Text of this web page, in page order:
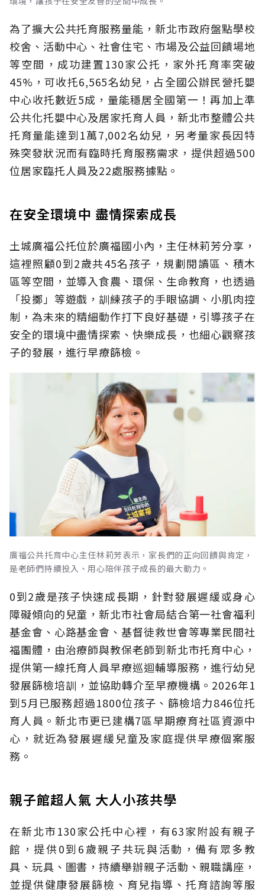
為了擴大公共托育服務量能，新北市政府盤點學校
校舍、活動中心、社會住宅、市場及公益回饋場地
等空間，成功建置130家公托，家外托育率突破
45%，可收托6,565名幼兒，占全國公辦民營托嬰
中心收托數近5成，量能穩居全國第一！再加上準
公共化托嬰中心及居家托育人員，新北市整體公共
托育量能達到1萬7,002名幼兒，另考量家長因特
殊突發狀況而有臨時托育服務需求，提供超過500
位居家臨托人員及22處服務據點。
在安全環境中 盡情探索成長
土城廣福公托位於廣福國小內，主任林莉芳分享，
這裡照顧0到2歲共45名孩子，規劃閱讀區、積木
區等空間，並導入食農、環保、生命教育，也透過
「投擲」等遊戲，訓練孩子的手眼協調、小肌肉控
制，為未來的精細動作打下良好基礎，引導孩子在
安全的環境中盡情探索、快樂成長，也細心觀察孩
子的發展，進行早療篩檢。
廣福公共托育中心主任林莉芳表示，家長們的正向回饋與肯定，
是老師們持續投入、用心陪伴孩子成長的最大動力。
0到2歲是孩子快速成長期，針對發展遲緩或身心
障礙傾向的兒童，新北市社會局結合第一社會福利
基金會、心路基金會、基督徒救世會等專業民間社
福團體，由治療師與教保老師到新北市托育中心，
提供第一線托育人員早療巡迴輔導服務，進行幼兒
發展篩檢培訓，並協助轉介至早療機構。2026年1
到5月已服務超過1800位孩子、篩檢培力846位托
育人員。新北市更已建構7區早期療育社區資源中
心，就近為發展遲緩兒童及家庭提供早療個案服
務。
親子館超人氣 大人小孩共學
在新北市130家公托中心裡，有63家附設有親子
館，提供0到6歲親子共玩與活動，備有眾多教
具、玩具、圖書，持續舉辦親子活動、親職講座，
並提供健康發展篩檢、育兒指導、托育諮詢等服